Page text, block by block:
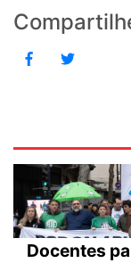
Docentes